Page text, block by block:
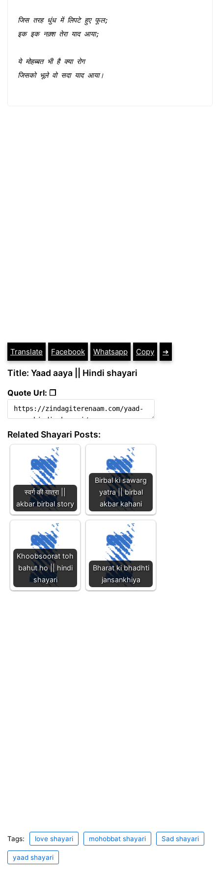
जिस तरह धुंध में लिपटे हुए फूल;
इक इक नक़्श तेरा याद आया;
ये मोहब्बत भी है क्या रोग
जिसको भूले वो सदा याद आया।
Translate Facebook Whatsapp Copy ➔
Title: Yaad aaya || Hindi shayari
Quote Url: ❐
Related Shayari Posts:
स्वर्ग की यात्रा ||
akbar birbal story
Birbal ki sawarg
yatra || birbal
akbar kahani
Khoobsoorat toh
bahut ho || hindi
shayari
Bharat ki bhadhti
jansankhiya
Tags: love shayari mohobbat shayari Sad shayari
yaad shayari